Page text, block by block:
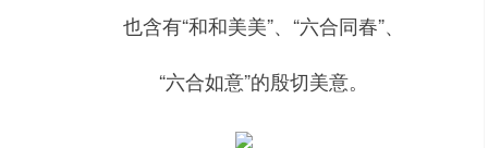
也含有“和和美美”、“六合同春”、
“六合如意”的殷切美意。